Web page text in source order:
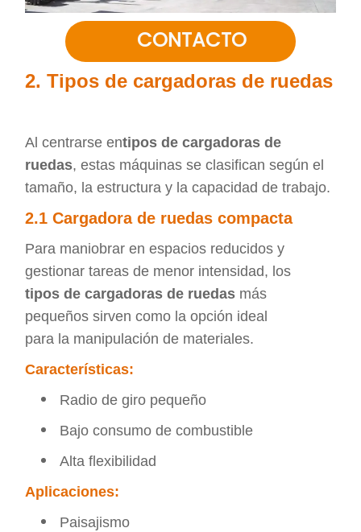
CONTACTO
2. Tipos de cargadoras de ruedas
Al centrarse entipos de cargadoras de
ruedas, estas máquinas se clasifican según el
tamaño, la estructura y la capacidad de trabajo.
2.1 Cargadora de ruedas compacta
Para maniobrar en espacios reducidos y
gestionar tareas de menor intensidad, los
tipos de cargadoras de ruedas más
pequeños sirven como la opción ideal
para la manipulación de materiales.
Características:
Radio de giro pequeño
Bajo consumo de combustible
Alta flexibilidad
Aplicaciones:
Paisajismo